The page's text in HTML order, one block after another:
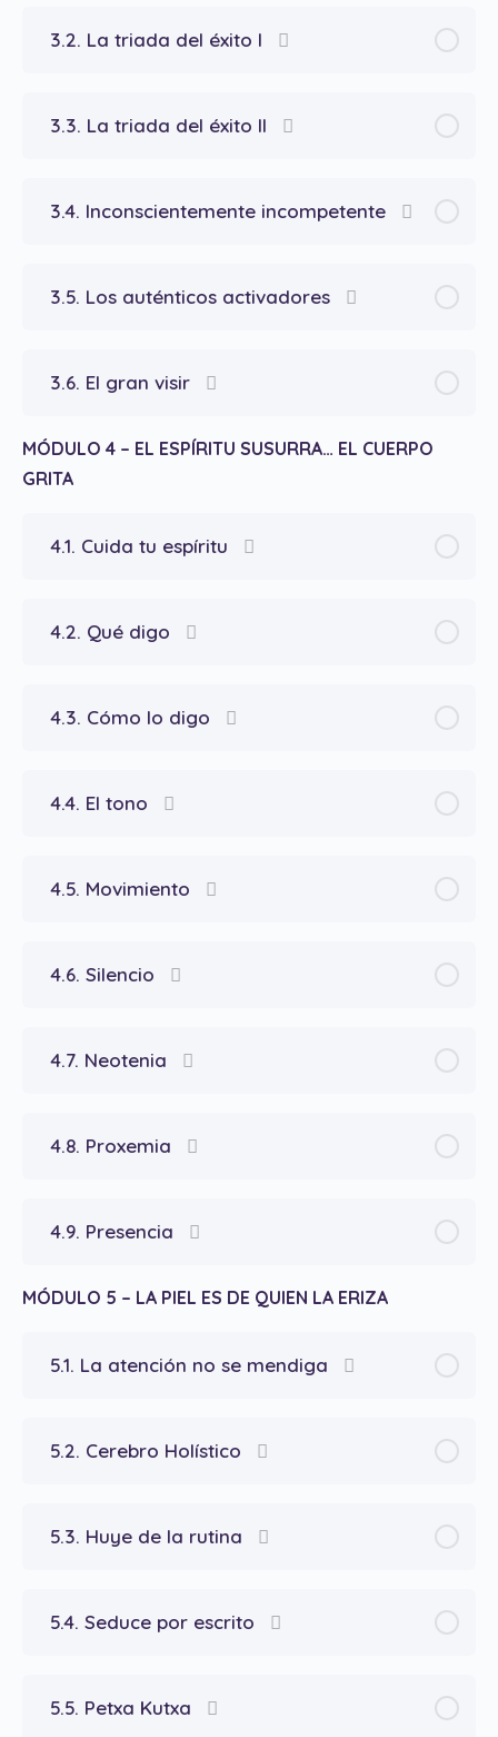
3.2. La triada del éxito I
3.3. La triada del éxito II
3.4. Inconscientemente incompetente
3.5. Los auténticos activadores
3.6. El gran visir
MÓDULO 4 – EL ESPÍRITU SUSURRA… EL CUERPO
GRITA
4.1. Cuida tu espíritu
4.2. Qué digo
4.3. Cómo lo digo
4.4. El tono
4.5. Movimiento
4.6. Silencio
4.7. Neotenia
4.8. Proxemia
4.9. Presencia
MÓDULO 5 – LA PIEL ES DE QUIEN LA ERIZA
5.1. La atención no se mendiga
5.2. Cerebro Holístico
5.3. Huye de la rutina
5.4. Seduce por escrito
5.5. Petxa Kutxa